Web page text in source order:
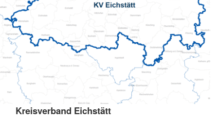
Kreisverband Eichstätt